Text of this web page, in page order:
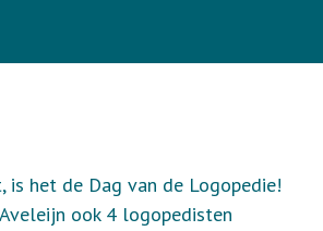
is het de Dag van de Logopedie!
ook 4 logopedisten